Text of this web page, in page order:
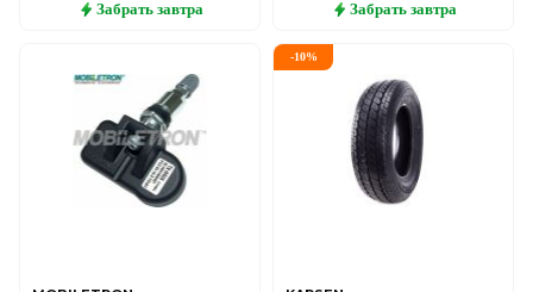
Забрать завтра Забрать завтра
-10%